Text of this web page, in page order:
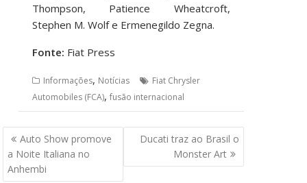
Thompson, Patience Wheatcroft,
Stephen M. Wolf e Ermenegildo Zegna.
Fonte: Fiat Press
Informações, Notícias
Fiat Chrysler
Automobiles (FCA), fusão internacional
Navegação
de
Post
Auto Show promove
a Noite Italiana no
Anhembi
Ducati traz ao Brasil o
Monster Art